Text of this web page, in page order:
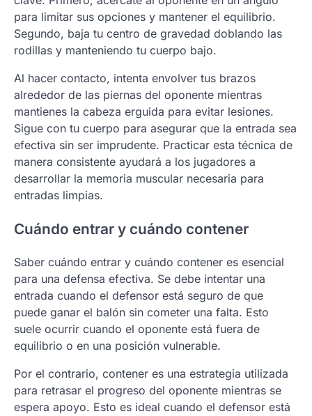
para limitar sus opciones y mantener el equilibrio.
Segundo, baja tu centro de gravedad doblando las
rodillas y manteniendo tu cuerpo bajo.
Al hacer contacto, intenta envolver tus brazos
alrededor de las piernas del oponente mientras
mantienes la cabeza erguida para evitar lesiones.
Sigue con tu cuerpo para asegurar que la entrada sea
efectiva sin ser imprudente. Practicar esta técnica de
manera consistente ayudará a los jugadores a
desarrollar la memoria muscular necesaria para
entradas limpias.
Cuándo entrar y cuándo contener
Saber cuándo entrar y cuándo contener es esencial
para una defensa efectiva. Se debe intentar una
entrada cuando el defensor está seguro de que
puede ganar el balón sin cometer una falta. Esto
suele ocurrir cuando el oponente está fuera de
equilibrio o en una posición vulnerable.
Por el contrario, contener es una estrategia utilizada
para retrasar el progreso del oponente mientras se
espera apoyo. Esto es ideal cuando el defensor está